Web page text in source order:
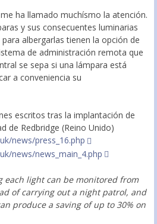
ha llamado muchísmo la atención.
y sus consecuentes luminarias
albergarlas tienen la opción de
de administración remota que
se sepa si una lámpara está
a conveniencia su
escritos tras la implantación de
de Redbridge (Reino Unido)
news/press_16.php
news/news_main_4.php
each light can be monitored from
of carrying out a night patrol, and
produce a saving of up to 30% on